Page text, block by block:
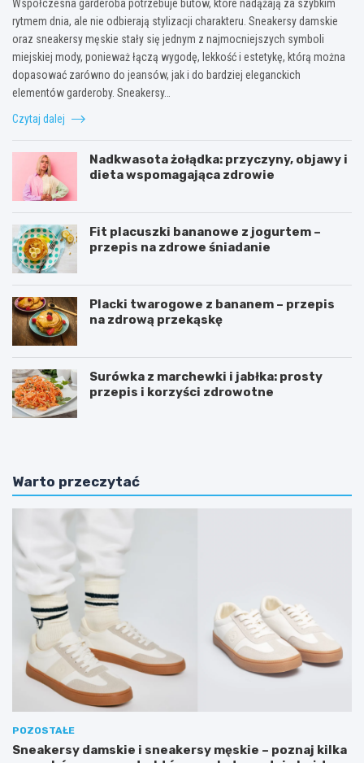
Współczesna garderoba potrzebuje butów, które nadążają za szybkim
rytmem dnia, ale nie odbierają stylizacji charakteru. Sneakersy damskie
oraz sneakersy męskie stały się jednym z najmocniejszych symboli
miejskiej mody, ponieważ łączą wygodę, lekkość i estetykę, którą można
dopasować zarówno do jeansów, jak i do bardziej eleganckich
elementów garderoby. Sneakersy…
Czytaj dalej
Nadkwasota żołądka: przyczyny, objawy i
dieta wspomagająca zdrowie
Fit placuszki bananowe z jogurtem –
przepis na zdrowe śniadanie
Placki twarogowe z bananem – przepis
na zdrową przekąskę
Surówka z marchewki i jabłka: prosty
przepis i korzyści zdrowotne
Warto przeczytać
POZOSTAŁE
Sneakersy damskie i sneakersy męskie – poznaj kilka